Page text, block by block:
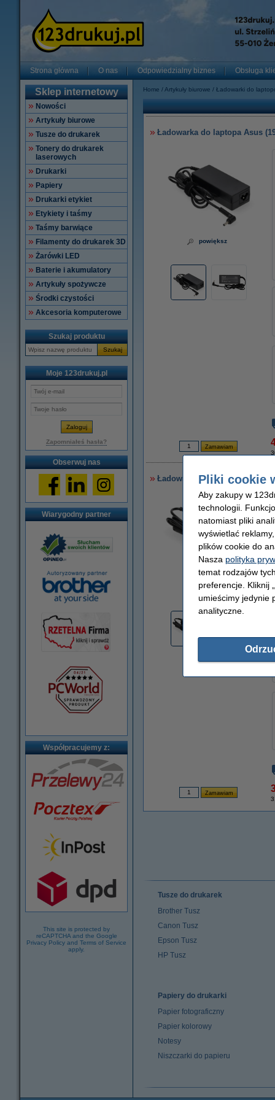
Strona główna O nas Odpowiedzialny biznes Obsługa
Sklep internetowy
Nowości
Artykuły biurowe
Tusze do drukarek
Tonery do drukarek
laserowych
Drukarki
Papiery
Drukarki etykiet
Etykiety i taśmy
Taśmy barwiące
Filamenty do drukarek 3D
Żarówki LED
Baterie i akumulatory
Artykuły spożywcze
Środki czystości
Akcesoria komputerowe
Szukaj produktu
Szukaj
Moje 123drukuj.pl
Zapomniałeś hasła?
Obserwuj nas
Wiarygodny partner
Współpracujemy z:
This site is protected by
reCAPTCHA and the Google
Privacy Policy and Terms of Service
apply.
Home Artykuły biurowe Ładowarki do
Ładowarka do laptopa Asus
powiększ
Ładowarka do laptopa Asus
powiększ
Tusze do drukarek
Brother Tusz
Canon Tusz
Epson Tusz
HP Tusz
Papiery do drukarki
Papier fotograficzny
Papier kolorowy
Notesy
Niszczarki do papieru
Pliki cookie
Aby zakupy w
technologii.
natomiast pliki
wyświetlać
plików cookie do
Nasza polityka
temat rodzajów
preferencje. Kliknij
umieścimy jedynie
analityczne.